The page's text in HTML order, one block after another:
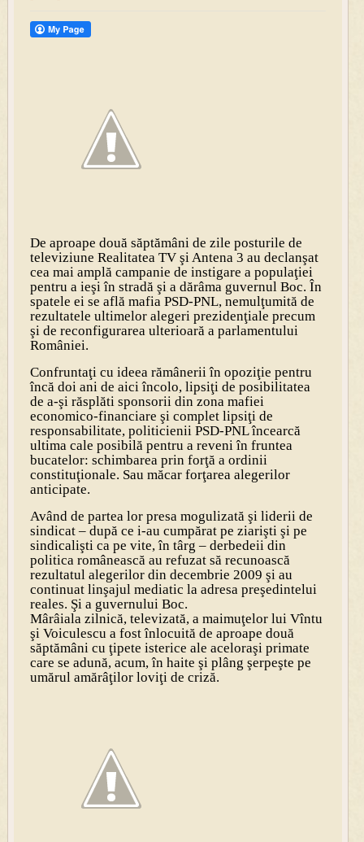
De aproape două săptămâni de zile posturile de
televiziune Realitatea TV şi Antena 3 au declanşat
cea mai amplă campanie de instigare a populaţiei
pentru a ieşi în stradă şi a dărâma guvernul Boc. În
spatele ei se află mafia PSD-PNL, nemulţumită de
rezultatele ultimelor alegeri prezidenţiale precum
şi de reconfigurarea ulterioară a parlamentului
României.
Confruntaţi cu ideea rămânerii în opoziţie pentru
încă doi ani de aici încolo, lipsiţi de posibilitatea
de a-şi răsplăti sponsorii din zona mafiei
economico-financiare şi complet lipsiţi de
responsabilitate, politicienii PSD-PNL încearcă
ultima cale posibilă pentru a reveni în fruntea
bucatelor: schimbarea prin forţă a ordinii
constituţionale. Sau măcar forţarea alegerilor
anticipate.
Având de partea lor presa mogulizată şi liderii de
sindicat – după ce i-au cumpărat pe ziarişti şi pe
sindicalişti ca pe vite, în târg – derbedeii din
politica românească au refuzat să recunoască
rezultatul alegerilor din decembrie 2009 şi au
continuat linşajul mediatic la adresa preşedintelui
reales. Şi a guvernului Boc.
Mârâiala zilnică, televizată, a maimuţelor lui Vîntu
şi Voiculescu a fost înlocuită de aproape două
săptămâni cu ţipete isterice ale aceloraşi primate
care se adună, acum, în haite şi plâng şerpeşte pe
umărul amărâţilor loviţi de criză.